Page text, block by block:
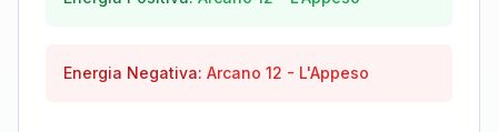
Energia Negativa: Arcano 12 - L'Appeso